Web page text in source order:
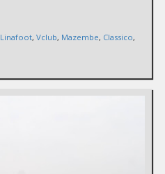
Linafoot, Vclub, Mazembe, Classico,